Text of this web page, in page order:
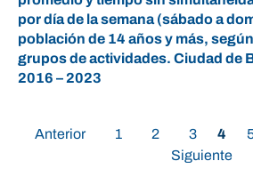
por día de la semana (sábado a
población de 14 años y más,
grupos de actividades. Ciudad de
2016 – 2023
Anterior 1 2 3 4
Siguiente